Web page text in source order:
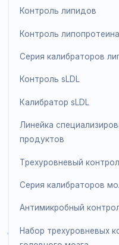
Отрицательный
Лайма
Положительный
Положительный
Отрицательный
исследований
Положительный
исследований
Отрицательный
Положительный
Линейка продуктов